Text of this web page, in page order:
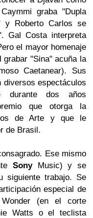
igraba"Dupla
y Roberto Carlos se
. Gal Costainterpreta
el mayor homenaje
grabar "Sina"acuña la
Caetanear). Sus
diversos espectáculos
dos años
que otorga la
de Arte y que le
de Brasil.
Ese mismo
SonyMusic) y se
siguiente trabajo. Se
especial de
(en el corte
Watts o el teclista